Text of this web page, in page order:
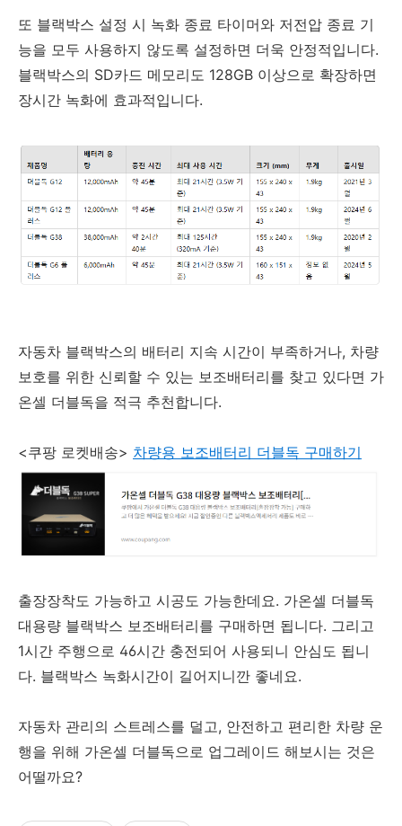
또 블랙박스 설정 시 녹화 종료 타이머와 저전압 종료 기
능을 모두 사용하지 않도록 설정하면 더욱 안정적입니다.
블랙박스의 SD카드 메모리도 128GB 이상으로 확장하면
장시간 녹화에 효과적입니다.
자동차 블랙박스의 배터리 지속 시간이 부족하거나, 차량
보호를 위한 신뢰할 수 있는 보조배터리를 찾고 있다면 가
온셀 더블독을 적극 추천합니다.
<쿠팡 로켓배송> 차량용 보조배터리 더블독 구매하기
출장장착도 가능하고 시공도 가능한데요. 가온셀 더블독
대용량 블랙박스 보조배터리를 구매하면 됩니다. 그리고
1시간 주행으로 46시간 충전되어 사용되니 안심도 됩니
다. 블랙박스 녹화시간이 길어지니깐 좋네요.
자동차 관리의 스트레스를 덜고, 안전하고 편리한 차량 운
행을 위해 가온셀 더블독으로 업그레이드 해보시는 것은
어떨까요?